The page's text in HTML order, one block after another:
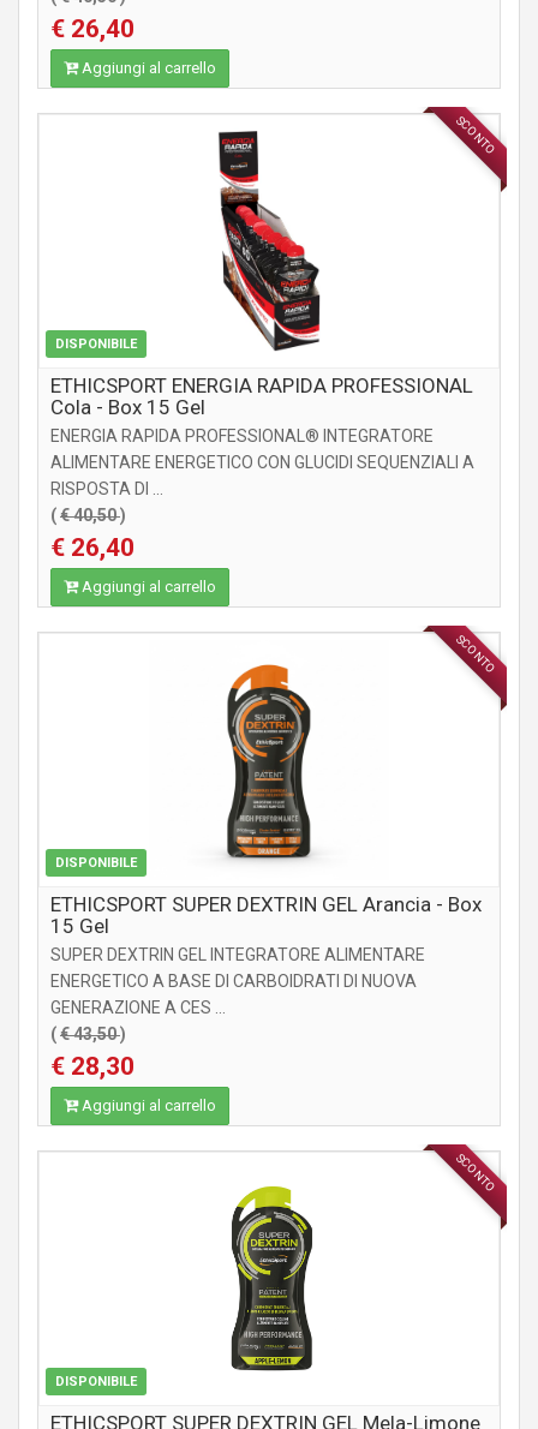
€ 26,40
Aggiungi al carrello
SCONTO
DISPONIBILE
INTEGRATORI
ETHICSPORT ENERGIA RAPIDA PROFESSIONAL
Cola - Box 15 Gel
ENERGIA RAPIDA PROFESSIONAL® INTEGRATORE
ALIMENTARE ENERGETICO CON GLUCIDI SEQUENZIALI A
RISPOSTA DI ...
(€ 40,50)
€ 26,40
Aggiungi al carrello
SCONTO
DISPONIBILE
INTEGRATORI
ETHICSPORT SUPER DEXTRIN GEL Arancia - Box
15 Gel
SUPER DEXTRIN GEL INTEGRATORE ALIMENTARE
ENERGETICO A BASE DI CARBOIDRATI DI NUOVA
GENERAZIONE A CES ...
(€ 43,50)
€ 28,30
Aggiungi al carrello
SCONTO
DISPONIBILE
INTEGRATORI
ETHICSPORT SUPER DEXTRIN GEL Mela-Limone